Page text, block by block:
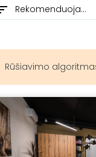
Rekomenduojami
Rūšiavimo